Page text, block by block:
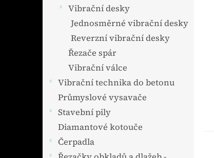
Vibrační desky
Jednosměrné vibrační desky
Reverzní vibrační desky
Řezače spár
Vibrační válce
Vibrační technika do betonu
Průmyslové vysavače
Stavební pily
Diamantové kotouče
Čerpadla